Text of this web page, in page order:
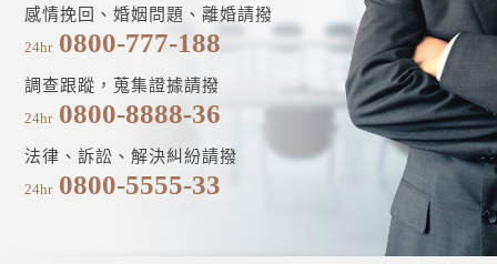
感情挽回、婚姻問題、離婚請撥
24hr 0800-777-188
調查跟蹤，蒐集證據請撥
24hr 0800-8888-36
法律、訴訟、解決糾紛請撥
24hr 0800-5555-33